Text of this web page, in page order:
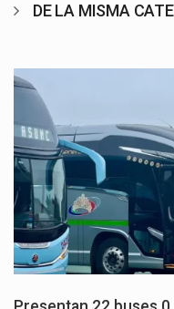
DE LA MISMA